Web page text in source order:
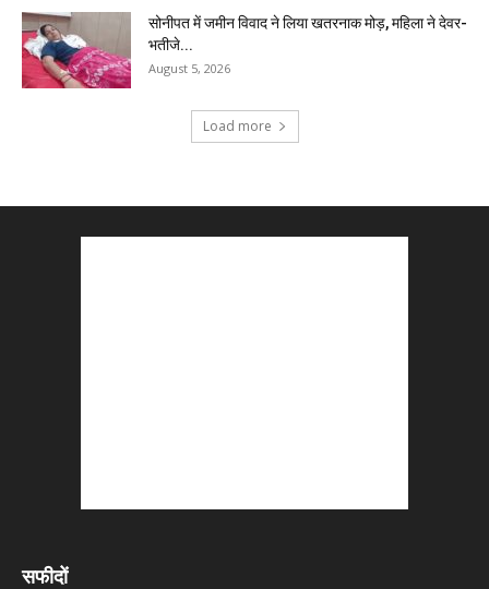
सोनीपत में जमीन विवाद ने लिया खतरनाक मोड़, महिला ने देवर-
भतीजे...
August 5, 2026
Load more
सफीदों